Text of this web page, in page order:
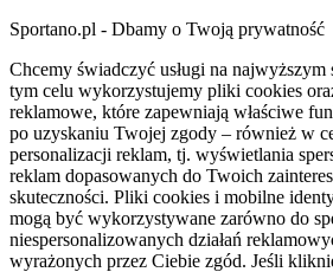
Sportano.pl - Dbamy o Twoją prywatność
Chcemy świadczyć usługi na
tym celu wykorzystujemy pliki cookies
reklamowe, które zapewniają właściwe
po uzyskaniu Twojej zgody – również w
personalizacji reklam, tj. wyświetlania
reklam dopasowanych do Twoich
skuteczności. Pliki cookies i mobilne
mogą być wykorzystywane zarówno do
niespersonalizowanych działań
wyrażonych przez Ciebie zgód. Jeśli